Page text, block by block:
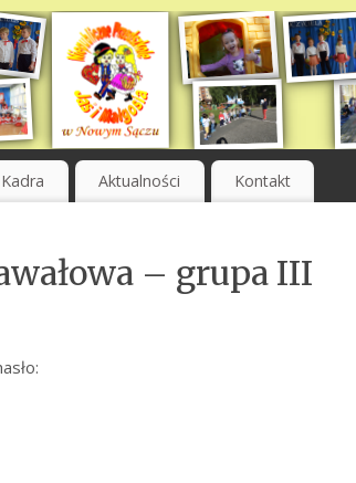
Kadra Aktualności Kontakt
– grupa III